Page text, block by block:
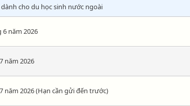
cho du học sinh nước ngoài
6 năm 2026
năm 2026
năm 2026 (Hạn cần gửi đến trước)